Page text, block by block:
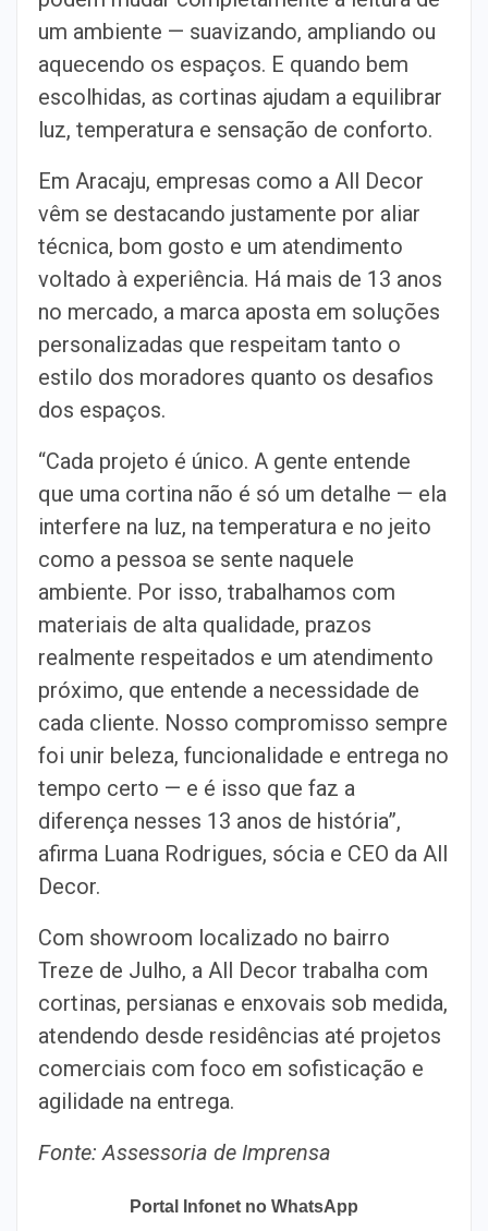
um ambiente — suavizando, ampliando ou
aquecendo os espaços. E quando bem
escolhidas, as cortinas ajudam a equilibrar
luz, temperatura e sensação de conforto.
Em Aracaju, empresas como a All Decor
vêm se destacando justamente por aliar
técnica, bom gosto e um atendimento
voltado à experiência. Há mais de 13 anos
no mercado, a marca aposta em soluções
personalizadas que respeitam tanto o
estilo dos moradores quanto os desafios
dos espaços.
“Cada projeto é único. A gente entende
que uma cortina não é só um detalhe — ela
interfere na luz, na temperatura e no jeito
como a pessoa se sente naquele
ambiente. Por isso, trabalhamos com
materiais de alta qualidade, prazos
realmente respeitados e um atendimento
próximo, que entende a necessidade de
cada cliente. Nosso compromisso sempre
foi unir beleza, funcionalidade e entrega no
tempo certo — e é isso que faz a
diferença nesses 13 anos de história”,
afirma Luana Rodrigues, sócia e CEO da All
Decor.
Com showroom localizado no bairro
Treze de Julho, a All Decor trabalha com
cortinas, persianas e enxovais sob medida,
atendendo desde residências até projetos
comerciais com foco em sofisticação e
agilidade na entrega.
Fonte: Assessoria de Imprensa
Portal Infonet no WhatsApp